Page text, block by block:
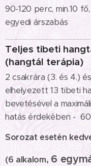
90-120 perc, min.10
egyedi árszabás
Teljes tibeti
(hangtál terápia)
2 csakrára (3. és 4.)
elhelyezett 13 tibeti
bevetésével a
hatás érdekében -
Sorozat esetén
(6 alkalom, 6